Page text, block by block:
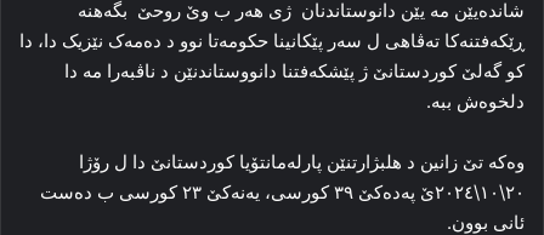
شاندەیێن مە یێن دانوستاندنان ژی هەر ب وێ روحێ بگەهنە
ڕێکه‌فتنه‌کا ته‌ڤاهی ل سه‌ر پێکانینا حکومەتا نوو د دەمەک نێزیک دا، دا
کو گه‌لێ کوردستانێ ژ پێشکه‌فتنا دانووستاندنێن د ناڤبه‌را مه‌ دا
دلخوه‌ش ببە.
وەکە تێ زانین د هلبژارتنێن پارلەمانتۆیا کوردستانێ دا ل رۆژا
٢٠\١٠\٢٠٢٤ێ پەدەکێ ٣٩ کورسی، یەنەکێ ٢٣ کورسی ب دەست
ئانی بوون.